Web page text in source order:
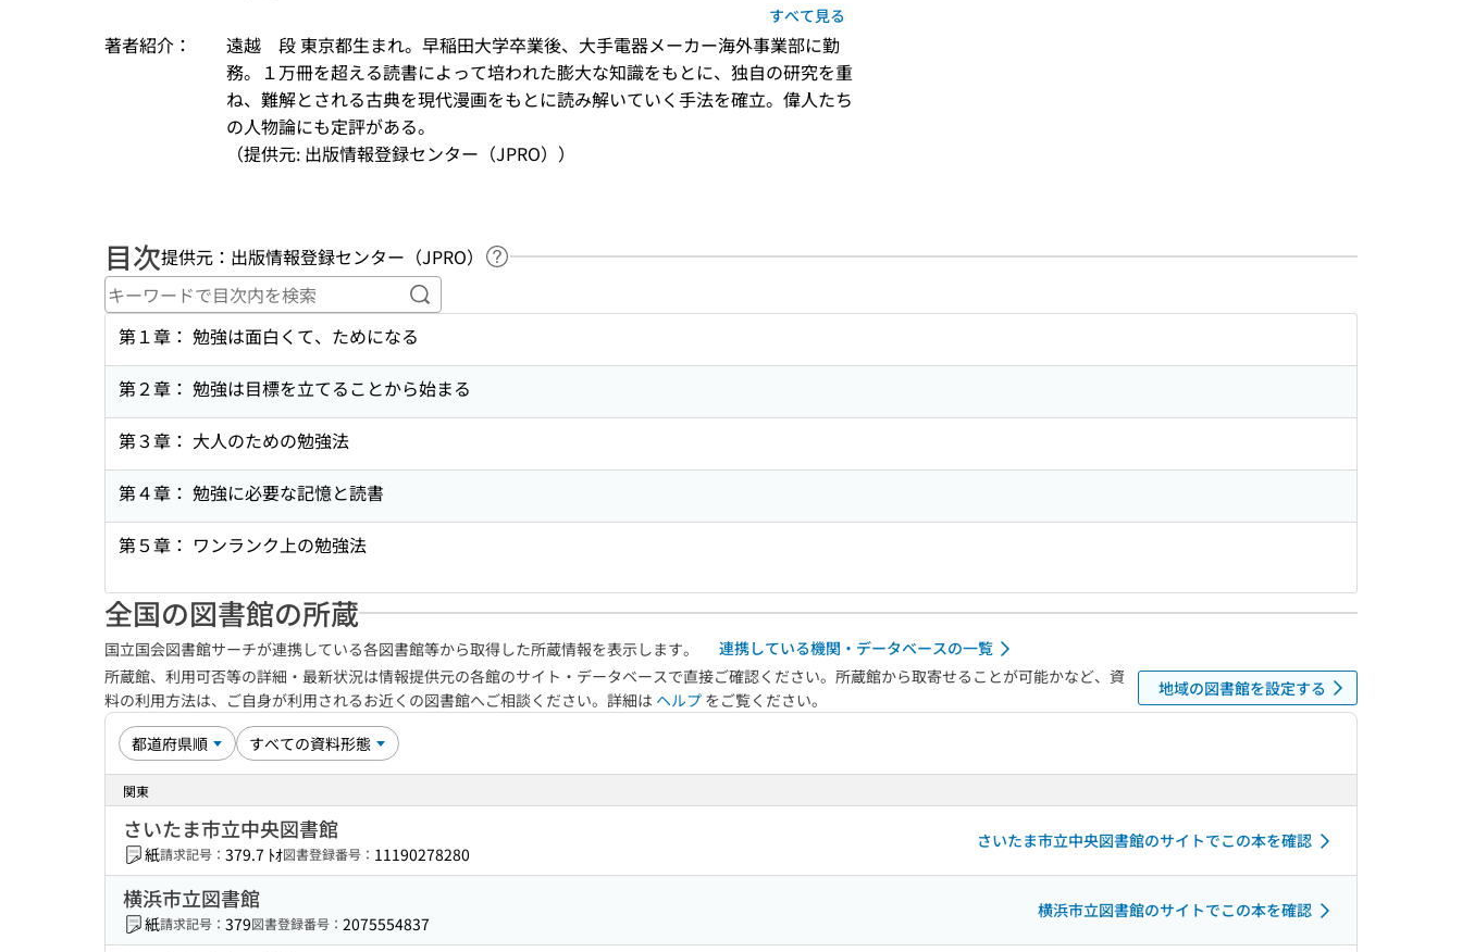
すべて見る
著者紹介：
遠越　段 東京都生まれ。早稲田大学卒業後、大手電器メーカー海外事業部に勤
務。１万冊を超える読書によって培われた膨大な知識をもとに、独自の研究を重
ね、難解とされる古典を現代漫画をもとに読み解いていく手法を確立。偉人たち
の人物論にも定評がある。
（提供元: 出版情報登録センター（JPRO））
目次提供元：出版情報登録センター（JPRO）
ヘルプページへのリンク
キーワードで目次内を検索
第１章： 勉強は面白くて、ためになる
第２章： 勉強は目標を立てることから始まる
第３章： 大人のための勉強法
第４章： 勉強に必要な記憶と読書
第５章： ワンランク上の勉強法
全国の図書館の所蔵
国立国会図書館サーチが連携している各図書館等から取得した所蔵情報を表示します。
連携している機関・データベースの一覧
所蔵館、利用可否等の詳細・最新状況は情報提供元の各館のサイト・データベースで直接ご確認ください。所蔵館から取寄せることが可能かなど、資
料の利用方法は、ご自身が利用されるお近くの図書館へご相談ください。詳細は ヘルプ をご覧ください。
地域の図書館を設定する
関東
さいたま市立中央図書館
紙請求記号： 379.7 ﾄｵ図書登録番号： 11190278280
さいたま市立中央図書館のサイトでこの本を確認
横浜市立図書館
紙請求記号： 379図書登録番号： 2075554837
横浜市立図書館のサイトでこの本を確認